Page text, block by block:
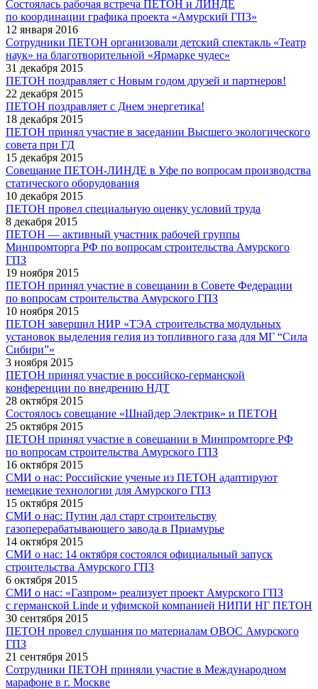
Состоялась рабочая встреча ПЕТОН и ЛИНДЕ
по координации графика проекта «Амурский ГПЗ»
12 января 2016
Сотрудники ПЕТОН организовали детский спектакль «Театр
наук» на благотворительной «Ярмарке чудес»
31 декабря 2015
ПЕТОН поздравляет с Новым годом друзей и партнеров!
22 декабря 2015
ПЕТОН поздравляет с Днем энергетика!
18 декабря 2015
ПЕТОН принял участие в заседании Высшего экологического
совета при ГД
15 декабря 2015
Совещание ПЕТОН-ЛИНДЕ в Уфе по вопросам производства
статического оборудования
10 декабря 2015
ПЕТОН провел специальную оценку условий труда
8 декабря 2015
ПЕТОН — активный участник рабочей группы
Минпромторга РФ по вопросам строительства Амурского
ГПЗ
19 ноября 2015
ПЕТОН принял участие в совещании в Совете Федерации
по вопросам строительства Амурского ГПЗ
10 ноября 2015
ПЕТОН завершил НИР «ТЭА строительства модульных
установок выделения гелия из топливного газа для МГ “Сила
Сибири”»
3 ноября 2015
ПЕТОН принял участие в российско-германской
конференции по внедрению НДТ
28 октября 2015
Состоялось совещание «Шнайдер Электрик» и ПЕТОН
25 октября 2015
ПЕТОН принял участие в совещании в Минпромторге РФ
по вопросам строительства Амурского ГПЗ
16 октября 2015
СМИ о нас: Российские ученые из ПЕТОН адаптируют
немецкие технологии для Амурского ГПЗ
15 октября 2015
СМИ о нас: Путин дал старт строительству
газоперерабатывающего завода в Приамурье
14 октября 2015
СМИ о нас: 14 октября состоялся официальный запуск
строительства Амурского ГПЗ
6 октября 2015
СМИ о нас: «Газпром» реализует проект Амурского ГПЗ
с германской Linde и уфимской компанией НИПИ НГ ПЕТОН
30 сентября 2015
ПЕТОН провел слушания по материалам ОВОС Амурского
ГПЗ
21 сентября 2015
Сотрудники ПЕТОН приняли участие в Международном
марафоне в г. Москве